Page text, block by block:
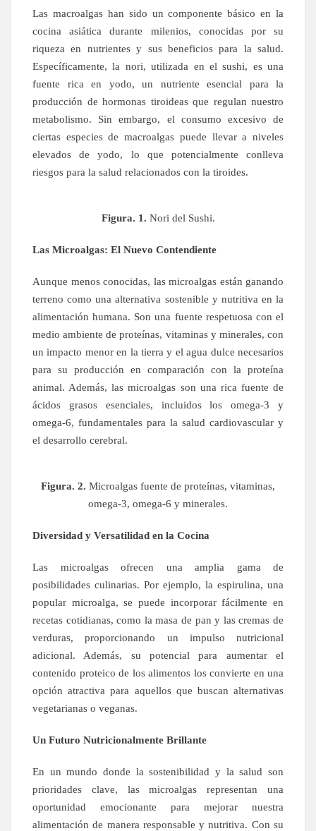
Las macroalgas han sido un componente básico en la
cocina asiática durante milenios, conocidas por su
riqueza en nutrientes y sus beneficios para la salud.
Específicamente, la nori, utilizada en el sushi, es una
fuente rica en yodo, un nutriente esencial para la
producción de hormonas tiroideas que regulan nuestro
metabolismo. Sin embargo, el consumo excesivo de
ciertas especies de macroalgas puede llevar a niveles
elevados de yodo, lo que potencialmente conlleva
riesgos para la salud relacionados con la tiroides.
Figura. 1. Nori del Sushi.
Las Microalgas: El Nuevo Contendiente
Aunque menos conocidas, las microalgas están ganando
terreno como una alternativa sostenible y nutritiva en la
alimentación humana. Son una fuente respetuosa con el
medio ambiente de proteínas, vitaminas y minerales, con
un impacto menor en la tierra y el agua dulce necesarios
para su producción en comparación con la proteína
animal. Además, las microalgas son una rica fuente de
ácidos grasos esenciales, incluidos los omega-3 y
omega-6, fundamentales para la salud cardiovascular y
el desarrollo cerebral.
Figura. 2. Microalgas fuente de proteínas, vitaminas,
omega-3, omega-6 y minerales.
Diversidad y Versatilidad en la Cocina
Las microalgas ofrecen una amplia gama de
posibilidades culinarias. Por ejemplo, la espirulina, una
popular microalga, se puede incorporar fácilmente en
recetas cotidianas, como la masa de pan y las cremas de
verduras, proporcionando un impulso nutricional
adicional. Además, su potencial para aumentar el
contenido proteico de los alimentos los convierte en una
opción atractiva para aquellos que buscan alternativas
vegetarianas o veganas.
Un Futuro Nutricionalmente Brillante
En un mundo donde la sostenibilidad y la salud son
prioridades clave, las microalgas representan una
oportunidad emocionante para mejorar nuestra
alimentación de manera responsable y nutritiva. Con su